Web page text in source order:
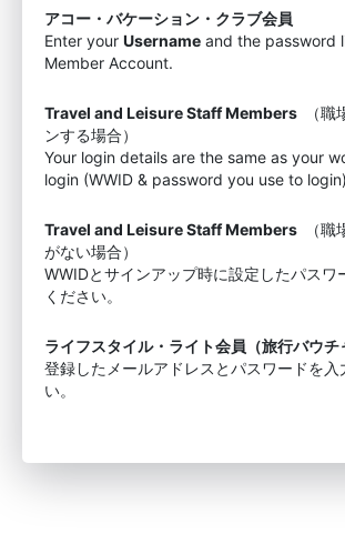
アコー・バケーション・クラブ会員
Enter your Username and the password
Member Account.
Travel and Leisure Staff Members
（職
ンする場合）
Your login details are the same as your
login (WWID & password you use to login)
Travel and Leisure Staff Members
（職
がない場合）
WWIDとサインアップ時に設定したパスワ
ください。
ライフスタイル・ライト会員（旅行バウチ
登録したメールアドレスとパスワードを入
い。